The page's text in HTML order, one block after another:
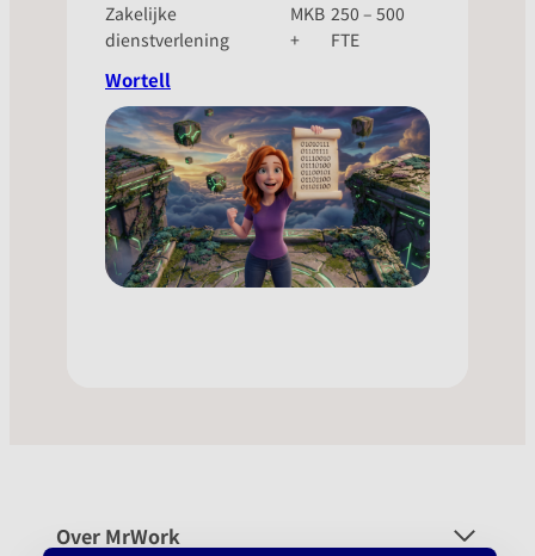
Zakelijke
dienstverlening
MKB
+
250 – 500
FTE
Wortell
Over MrWork